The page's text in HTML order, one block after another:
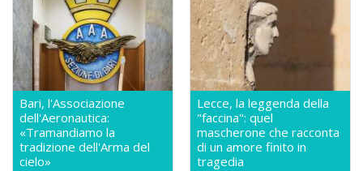
Bari, l'Associazione
dell'Aeronautica:
«Tramandiamo la
tradizione dell'Arma del
cielo»
Lecce, la leggenda della
"faccina": quel
mascherone che racconta
di un amore finito in
tragedia